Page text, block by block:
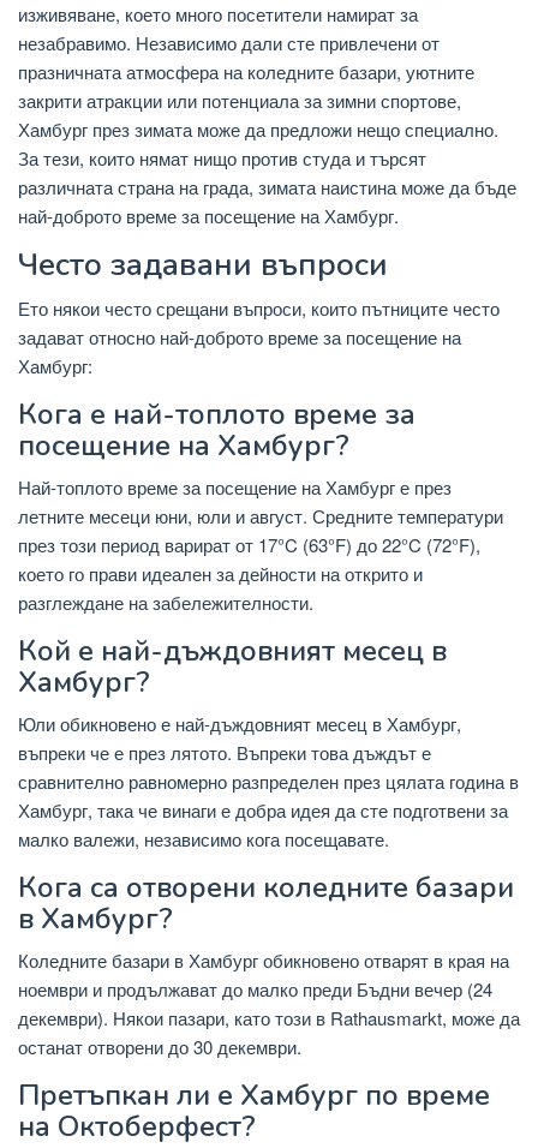
изживяване, което много посетители намират за
незабравимо. Независимо дали сте привлечени от
празничната атмосфера на коледните базари, уютните
закрити атракции или потенциала за зимни спортове,
Хамбург през зимата може да предложи нещо специално.
За тези, които нямат нищо против студа и търсят
различната страна на града, зимата наистина може да бъде
най-доброто време за посещение на Хамбург.
Често задавани въпроси
Ето някои често срещани въпроси, които пътниците често
задават относно най-доброто време за посещение на
Хамбург:
Кога е най-топлото време за
посещение на Хамбург?
Най-топлото време за посещение на Хамбург е през
летните месеци юни, юли и август. Средните температури
през този период варират от 17°C (63°F) до 22°C (72°F),
което го прави идеален за дейности на открито и
разглеждане на забележителности.
Кой е най-дъждовният месец в
Хамбург?
Юли обикновено е най-дъждовният месец в Хамбург,
въпреки че е през лятото. Въпреки това дъждът е
сравнително равномерно разпределен през цялата година в
Хамбург, така че винаги е добра идея да сте подготвени за
малко валежи, независимо кога посещавате.
Кога са отворени коледните базари
в Хамбург?
Коледните базари в Хамбург обикновено отварят в края на
ноември и продължават до малко преди Бъдни вечер (24
декември). Някои пазари, като този в Rathausmarkt, може да
останат отворени до 30 декември.
Претъпкан ли е Хамбург по време
на Октоберфест?